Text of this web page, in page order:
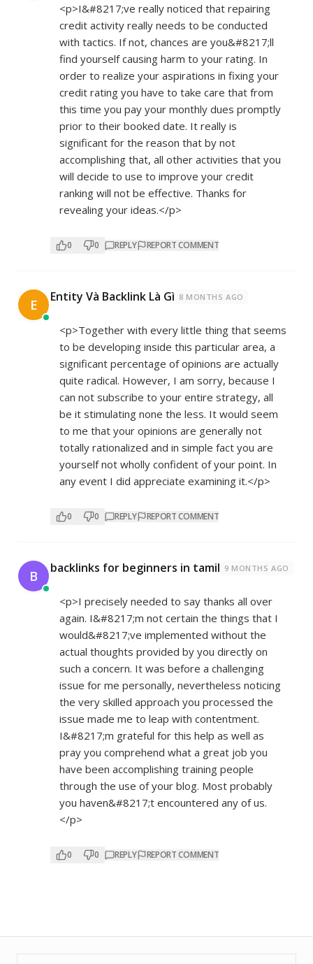
<p>I&#8217;ve really noticed that repairing
credit activity really needs to be conducted
with tactics. If not, chances are you&#8217;ll
find yourself causing harm to your rating. In
order to realize your aspirations in fixing your
credit rating you have to take care that from
this time you pay your monthly dues promptly
prior to their booked date. It really is
significant for the reason that by not
accomplishing that, all other activities that you
will decide to use to improve your credit
ranking will not be effective. Thanks for
revealing your ideas.</p>
0 0 REPLY REPORT COMMENT
E Entity Và Backlink Là Gì 8 MONTHS AGO
<p>Together with every little thing that seems
to be developing inside this particular area, a
significant percentage of opinions are actually
quite radical. However, I am sorry, because I
can not subscribe to your entire strategy, all
be it stimulating none the less. It would seem
to me that your opinions are generally not
totally rationalized and in simple fact you are
yourself not wholly confident of your point. In
any event I did appreciate examining it.</p>
0 0 REPLY REPORT COMMENT
B backlinks for beginners in tamil 9 MONTHS AGO
<p>I precisely needed to say thanks all over
again. I&#8217;m not certain the things that I
would&#8217;ve implemented without the
actual thoughts provided by you directly on
such a concern. It was before a challenging
issue for me personally, nevertheless noticing
the very skilled approach you processed the
issue made me to leap with contentment.
I&#8217;m grateful for this help as well as
pray you comprehend what a great job you
have been accomplishing training people
through the use of your blog. Most probably
you haven&#8217;t encountered any of us.
</p>
0 0 REPLY REPORT COMMENT